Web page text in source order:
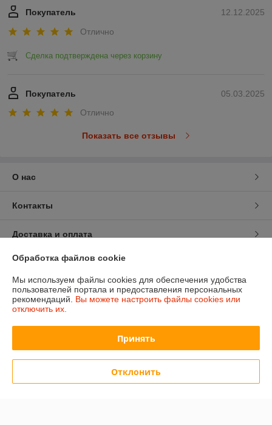
12.12.2025
Покупатель
Отлично
Сделка подтверждена через корзину
05.03.2025
Покупатель
Отлично
Показать все отзывы
О нас
Контакты
Доставка и оплата
График работы
Полная версия сайта
Сайт создан на платформе Deal.by
Обработка файлов cookie
Мы используем файлы cookies для обеспечения удобства
пользователей портала и предоставления персональных
рекомендаций. Вы можете настроить файлы cookies или
отключить их.
Принять
Отклонить